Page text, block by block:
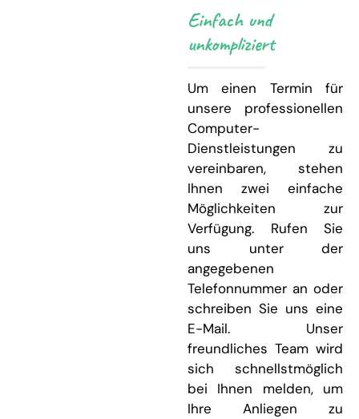
Einfach und
unkompliziert
Um einen Termin für
unsere professionellen
Computer-
Dienstleistungen zu
vereinbaren, stehen
Ihnen zwei einfache
Möglichkeiten zur
Verfügung. Rufen Sie
uns unter der
angegebenen
Telefonnummer an oder
schreiben Sie uns eine
E-Mail. Unser
freundliches Team wird
sich schnellstmöglich
bei Ihnen melden, um
Ihre Anliegen zu